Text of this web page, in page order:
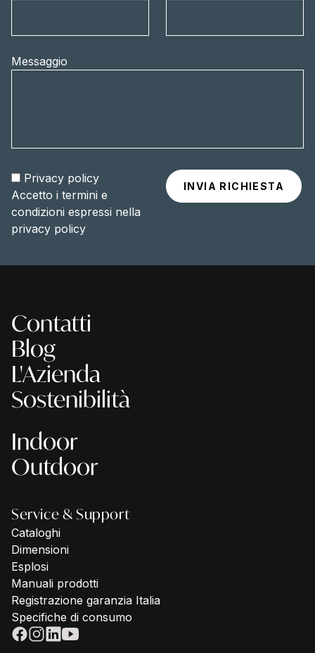
Messaggio
Privacy policy
Accetto i termini e
condizioni espressi nella
privacy policy
Contatti
Blog
L'Azienda
Sostenibilità
Indoor
Outdoor
Service & Support
Cataloghi
Dimensioni
Esplosi
Manuali prodotti
Registrazione garanzia Italia
Specifiche di consumo